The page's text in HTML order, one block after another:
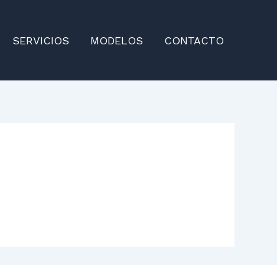
SERVICIOS MODELOS CONTACTO